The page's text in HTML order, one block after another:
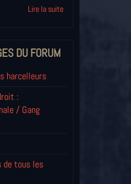
Lire la suite
DU FORUM
harcelleurs
:
/ Gang
de tous les